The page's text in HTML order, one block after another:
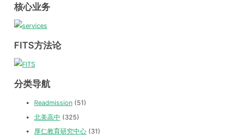
核心业务
FITS方法论
分类导航
Readmission (51)
北美高中 (325)
厚仁教育研究中心 (31)